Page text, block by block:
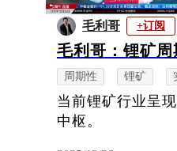
毛利哥 +订阅
毛利哥：锂矿
周期性 锂矿
当前锂矿行业呈
中枢。